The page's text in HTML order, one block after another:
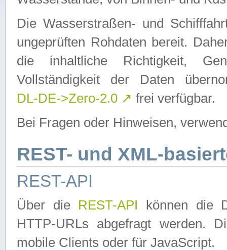
Die Wasserstraßen- und
ungeprüften Rohdaten bereit.
die inhaltliche Richtigkeit,
Vollständigkeit der Daten
DL-DE->Zero-2.0 ↗ frei verfügbar.
Bei Fragen oder Hinweisen,
REST- und XML-
REST-API
Über die REST-API können die
HTTP-URLs abgefragt werden.
mobile Clients oder für JavaScript.